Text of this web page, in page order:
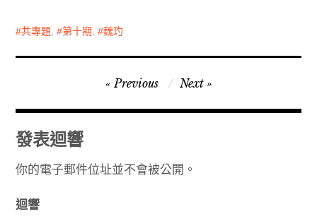
共專題, 第十期, 魏玓
章
導
覽
Previous Next
發表迴響
你的電子郵件位址並不會被公開。
迴響